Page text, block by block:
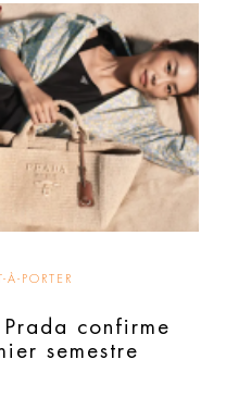
PORTER
confirme
semestre